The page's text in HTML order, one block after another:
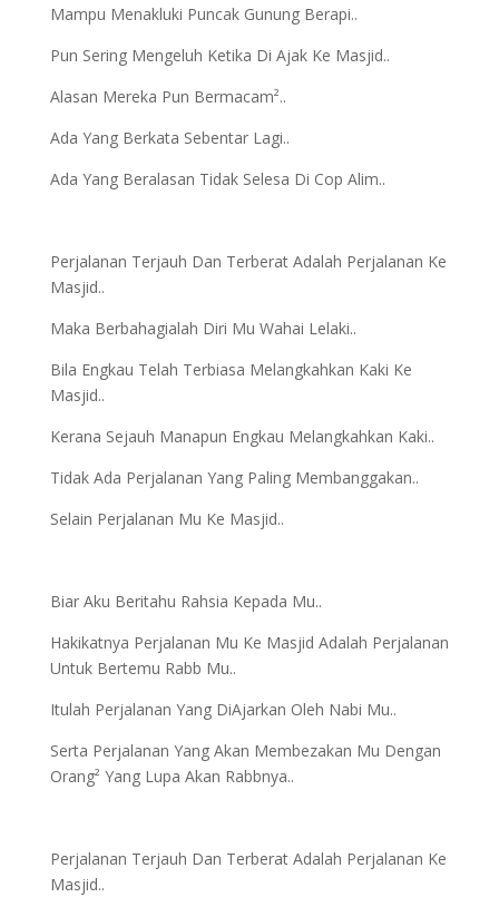
Mampu Menakluki Puncak Gunung Berapi..
Pun Sering Mengeluh Ketika Di Ajak Ke Masjid..
Alasan Mereka Pun Bermacam²..
Ada Yang Berkata Sebentar Lagi..
Ada Yang Beralasan Tidak Selesa Di Cop Alim..
Perjalanan Terjauh Dan Terberat Adalah Perjalanan Ke
Masjid..
Maka Berbahagialah Diri Mu Wahai Lelaki..
Bila Engkau Telah Terbiasa Melangkahkan Kaki Ke
Masjid..
Kerana Sejauh Manapun Engkau Melangkahkan Kaki..
Tidak Ada Perjalanan Yang Paling Membanggakan..
Selain Perjalanan Mu Ke Masjid..
Biar Aku Beritahu Rahsia Kepada Mu..
Hakikatnya Perjalanan Mu Ke Masjid Adalah Perjalanan
Untuk Bertemu Rabb Mu..
Itulah Perjalanan Yang DiAjarkan Oleh Nabi Mu..
Serta Perjalanan Yang Akan Membezakan Mu Dengan
Orang² Yang Lupa Akan Rabbnya..
Perjalanan Terjauh Dan Terberat Adalah Perjalanan Ke
Masjid..